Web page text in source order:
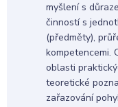
myšlení s
činností s
(předměty),
kompetencemi.
oblasti
teoretické
zařazování